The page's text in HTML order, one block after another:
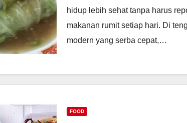
hidup lebih sehat tanpa harus
makanan rumit setiap hari. Di
modern yang serba cepat,…
FOOD